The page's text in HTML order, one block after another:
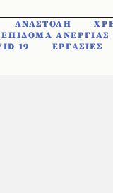
ΑΝΑΣΤΟΛΗ
ΕΠΙΔΟΜΑ ΑΝΕΡΓΙΑΣ
19
ΕΡΓΑΣΙΕΣ